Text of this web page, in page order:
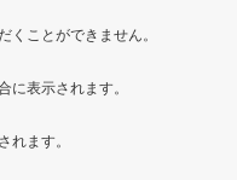
ことができません。
表示されます。
ます。